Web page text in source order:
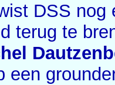
DSS nog
terug te
een